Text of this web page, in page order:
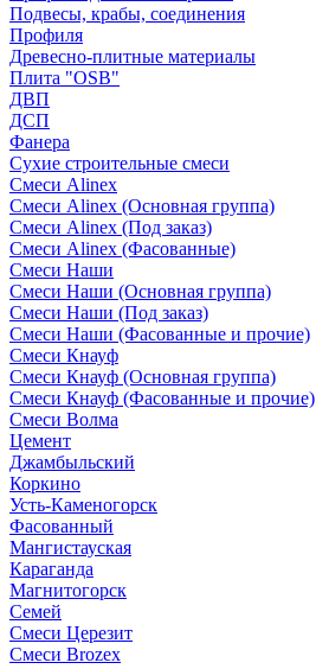
Подвесы, крабы, соединения
Профиля
Древесно-плитные материалы
Плита "OSB"
ДВП
ДСП
Фанера
Сухие строительные смеси
Смеси Alinex
Смеси Alinex (Основная группа)
Смеси Alinex (Под заказ)
Смеси Alinex (Фасованные)
Смеси Наши
Смеси Наши (Основная группа)
Смеси Наши (Под заказ)
Смеси Наши (Фасованные и прочие)
Смеси Кнауф
Смеси Кнауф (Основная группа)
Смеси Кнауф (Фасованные и прочие)
Смеси Волма
Цемент
Джамбыльский
Коркино
Усть-Каменогорск
Фасованный
Мангистауская
Караганда
Магнитогорск
Семей
Смеси Церезит
Смеси Brozex